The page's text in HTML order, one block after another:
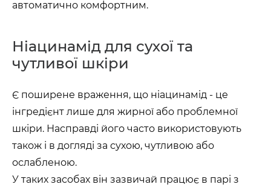
автоматично комфортним.
Ніацинамід для сухої та
чутливої шкіри
Є поширене враження, що ніацинамід - це
інгредієнт лише для жирної або проблемної
шкіри. Насправді його часто використовують
також і в догляді за сухою, чутливою або
ослабленою.
У таких засобах він зазвичай працює в парі з